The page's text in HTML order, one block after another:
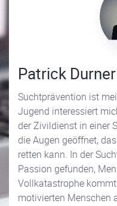
Patrick Durner
Suchtprävention ist
Jugend interessiert
der Zivildienst in einer
die Augen geöffnet,
retten kann. In der
Passion gefunden,
Vollkatastrophe
motivierten Menschen